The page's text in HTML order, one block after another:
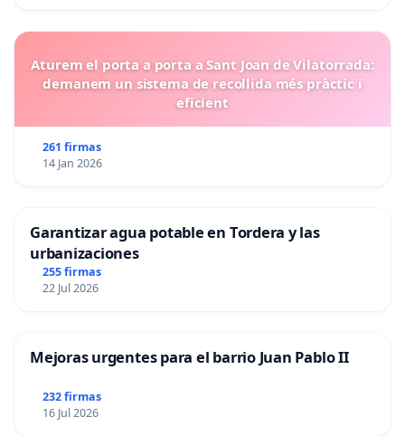
Aturem el porta a porta a Sant Joan de Vilatorrada:
demanem un sistema de recollida més pràctic i
eficient
261 firmas
14 Jan 2026
Garantizar agua potable en Tordera y las
urbanizaciones
255 firmas
22 Jul 2026
Mejoras urgentes para el barrio Juan Pablo II
232 firmas
16 Jul 2026